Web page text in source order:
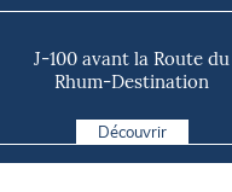
J-100 avant la Route du
Rhum-Destination
Découvrir